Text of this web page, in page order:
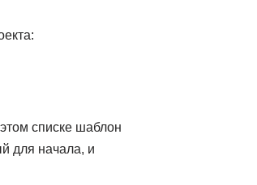
списке шаблон
для начала, и